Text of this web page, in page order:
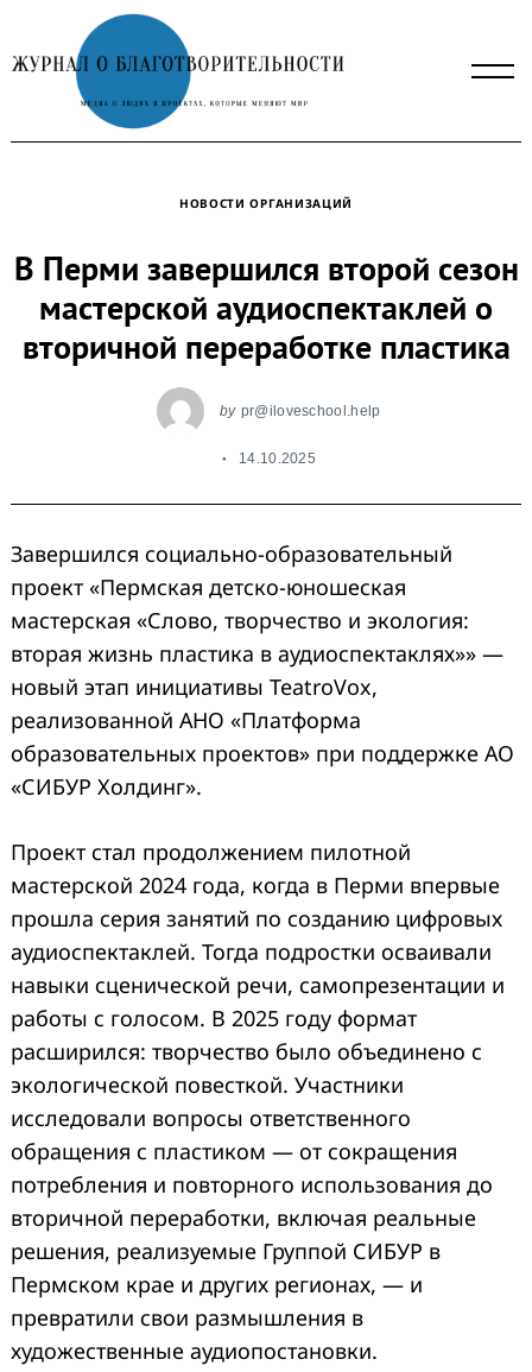
to
content
НОВОСТИ ОРГАНИЗАЦИЙ
В Перми завершился второй сезон
мастерской аудиоспектаклей о
вторичной переработке пластика
by pr@iloveschool.help
14.10.2025
Завершился социально-образовательный
проект «Пермская детско-юношеская
мастерская «Слово, творчество и экология:
вторая жизнь пластика в аудиоспектаклях»» —
новый этап инициативы TeatroVox,
реализованной АНО «Платформа
образовательных проектов» при поддержке АО
«СИБУР Холдинг».
Проект стал продолжением пилотной
мастерской 2024 года, когда в Перми впервые
прошла серия занятий по созданию цифровых
аудиоспектаклей. Тогда подростки осваивали
навыки сценической речи, самопрезентации и
работы с голосом. В 2025 году формат
расширился: творчество было объединено с
экологической повесткой. Участники
исследовали вопросы ответственного
обращения с пластиком — от сокращения
потребления и повторного использования до
вторичной переработки, включая реальные
решения, реализуемые Группой СИБУР в
Пермском крае и других регионах, — и
превратили свои размышления в
художественные аудиопостановки.